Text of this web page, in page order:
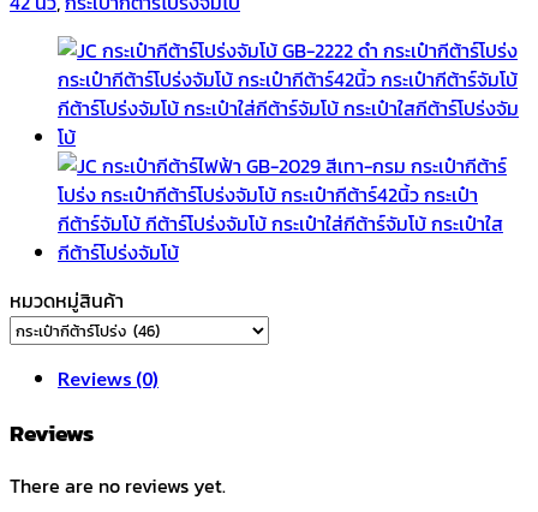
20
มิล
GB-
2128
สีดำ
quantity
หมวดหมู่สินค้า
Reviews (0)
Reviews
There are no reviews yet.